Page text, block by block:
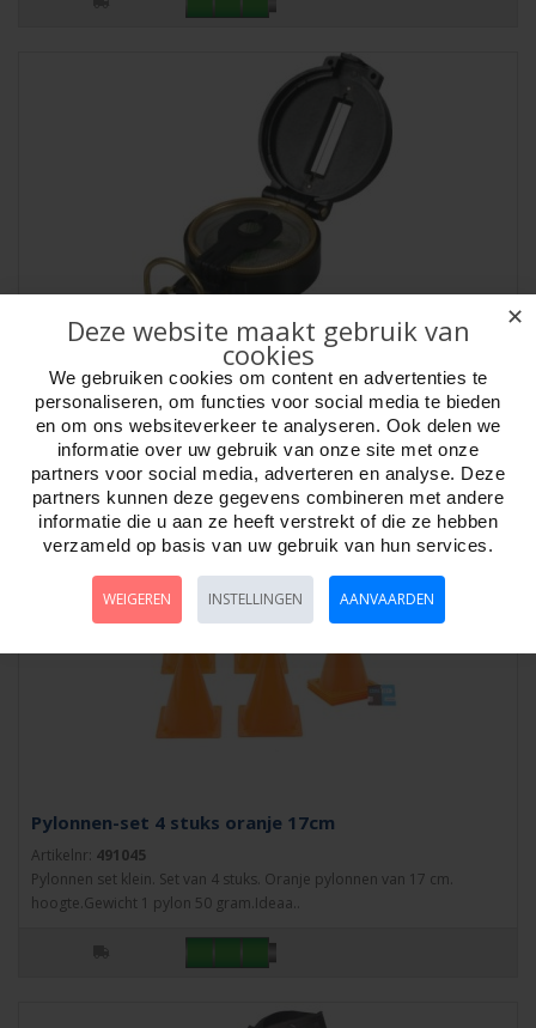
Kompas Pro.vloeistof gevuld kunststof huis
Artikelnr:490096
Kompas vloeistof gevuld, professioneel. Kunststof behuizing en
deksel met lens.Door vloeistof mooi s..
Pylonnen-set 4 stuks oranje 17cm
Artikelnr: 491045
Pylonnen set klein. Set van 4 stuks. Oranje pylonnen van 17 cm.
hoogte.Gewicht 1 pylon 50 gram.Ideaa..
✕
Deze website maakt gebruik van
cookies
We gebruiken cookies om content en advertenties te
personaliseren, om functies voor social media te bieden
en om ons websiteverkeer te analyseren. Ook delen we
informatie over uw gebruik van onze site met onze
partners voor social media, adverteren en analyse. Deze
partners kunnen deze gegevens combineren met andere
informatie die u aan ze heeft verstrekt of die ze hebben
verzameld op basis van uw gebruik van hun services.
WEIGEREN INSTELLINGEN AANVAARDEN